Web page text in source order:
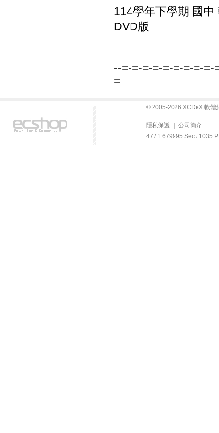
114學年下學期 國
DVD版
--=-=-=-=-=-=-=-=-=-
=
© 2005-2026 XCDeX 軟體
隱私保護
公司簡介
47 / 1.679995 Sec / 1035